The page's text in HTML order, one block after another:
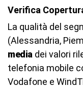
Verifica
La qualità del
(Alessandria,
media dei valori
telefonia mobile
Vodafone e